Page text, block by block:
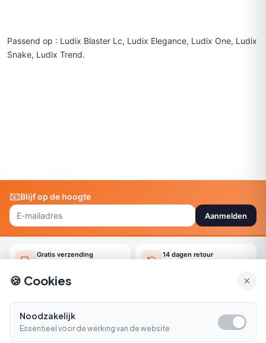
Passend op : Ludix Blaster Lc, Ludix Elegance, Ludix One, Ludix
Snake, Ludix Trend.
📧Blijf op de hoogte
Aanmelden
Gratis verzending 14 dagen retour
🍪 Cookies ×
Noodzakelijk
Essentieel voor de werking van de website